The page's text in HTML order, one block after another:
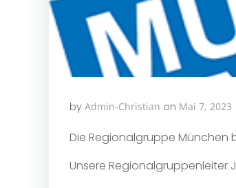
by Admin-Christian on Mai 7, 2023
Die Regionalgruppe München
Unsere